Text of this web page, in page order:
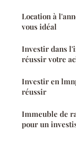
Location à
vous idéal
Investir dans
réussir votre
Investir en
réussir
Immeuble de
pour un